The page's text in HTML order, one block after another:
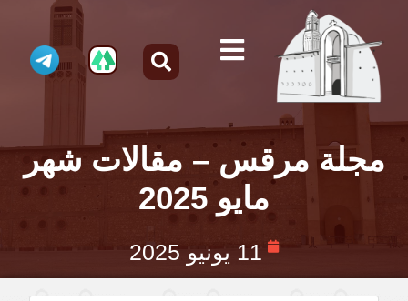
مجلة مرقس – مقالات شهر
مايو 2025
11 يونيو 2025